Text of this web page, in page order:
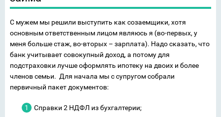
С мужем мы решили выступить как созаемщики, хотя
основным ответственным лицом являюсь я (во-первых, у
меня больше стаж, во-вторых – зарплата). Надо сказать, что
банк учитывает совокупный доход, а потому для
подстраховки лучше оформлять ипотеку на двоих и более
членов семьи. Для начала мы с супругом собрали
первичный пакет документов:
Справки 2 НДФЛ из бухгалтерии;